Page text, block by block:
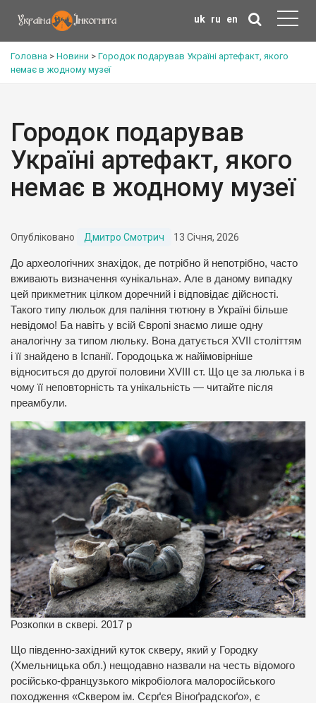
uk ru en
Головна > Новини > Городок подарував Україні артефакт, якого
немає в жодному музеї
Городок подарував
Україні артефакт, якого
немає в жодному музеї
Опубліковано Дмитро Смотрич 13 Січня, 2026
До археологічних знахідок, де потрібно й непотрібно, часто
вживають визначення «унікальна». Але в даному випадку
цей прикметник цілком доречний і відповідає дійсності.
Такого типу люльок для паління тютюну в Україні більше
невідомо! Ба навіть у всій Європі знаємо лише одну
аналогічну за типом люльку. Вона датується XVII століттям
і її знайдено в Іспанії. Городоцька ж найімовірніше
відноситься до другої половини XVIII ст. Що це за люлька і в
чому її неповторність та унікальність — читайте після
преамбули.
Розкопки в сквері. 2017 р
Що південно-західний куток скверу, який у Городку
(Хмельницька обл.) нещодавно назвали на честь відомого
російсько-французького мікробіолога малоросійського
походження «Сквером ім. Сєрґєя Віноґрадскоґо», є